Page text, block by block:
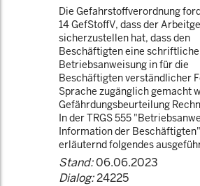
Die Gefahrstoffverordnung
14 GefStoffV, dass der
sicherzustellen hat, dass den
Beschäftigten eine schriftliche
Betriebsanweisung in für die
Beschäftigten verständlicher
Sprache zugänglich gemacht
Gefährdungsbeurteilung
In der TRGS 555
Information der
erläuternd folgendes
Stand:06.06.2023
Dialog:24225